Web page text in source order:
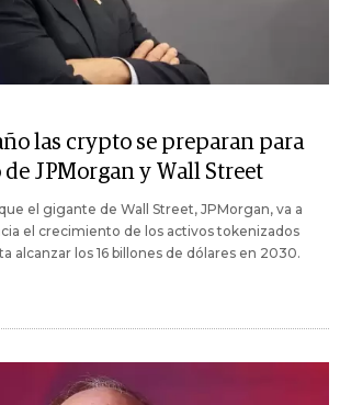
las crypto se preparan para
JPMorgan y Wall Street
el gigante de Wall Street, JPMorgan, va a
el crecimiento de los activos tokenizados
alcanzar los 16 billones de dólares en 2030.